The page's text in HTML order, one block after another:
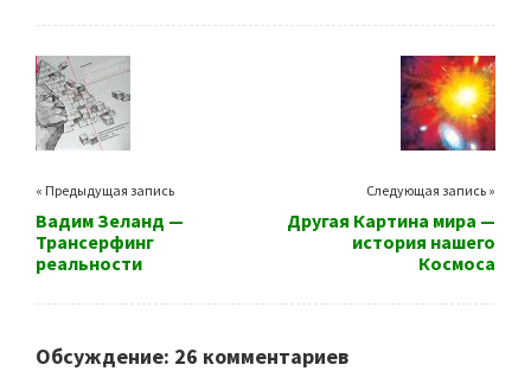
« Предыдущая запись
Вадим Зеланд —
Трансерфинг
реальности
Следующая запись »
Другая Картина мира —
история нашего
Космоса
Обсуждение: 26 комментариев